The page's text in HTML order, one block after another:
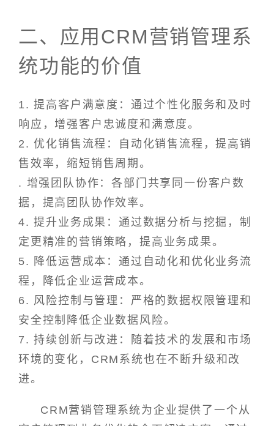
二、应用CRM营销管理系
统功能的价值
1. 提高客户满意度：通过个性化服务和及时
响应，增强客户忠诚度和满意度。
2. 优化销售流程：自动化销售流程，提高销
售效率，缩短销售周期。
. 增强团队协作：各部门共享同一份客户数
据，提高团队协作效率。
4. 提升业务成果：通过数据分析与挖掘，制
定更精准的营销策略，提高业务成果。
5. 降低运营成本：通过自动化和优化业务流
程，降低企业运营成本。
6. 风险控制与管理：严格的数据权限管理和
安全控制降低企业数据风险。
7. 持续创新与改进：随着技术的发展和市场
环境的变化，CRM系统也在不断升级和改
进。
CRM营销管理系统为企业提供了一个从